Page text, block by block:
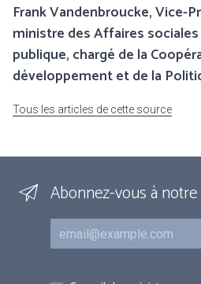
Frank Vandenbroucke, Vice-
ministre des Affaires
publique, chargé de la
développement et de la
Tous les articles de cette source
Abonnez-vous à
Courriel